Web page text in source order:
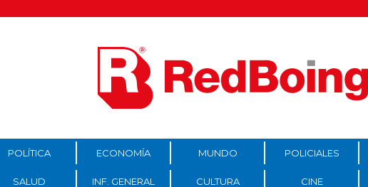
POLÍTICA ECONOMÍA MUNDO POLICIALES
SALUD INF. GENERAL CULTURA CINE